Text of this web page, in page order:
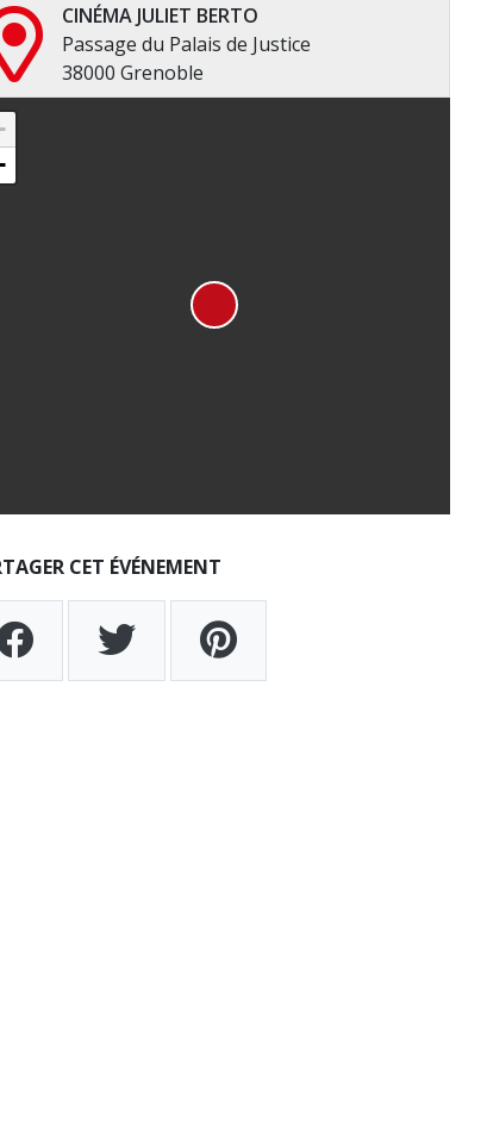
CINÉMA JULIET BERTO
Passage du Palais de Justice
38000 Grenoble
CET ÉVÉNEMENT